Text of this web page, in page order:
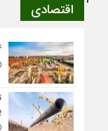
اقتصادی
۴